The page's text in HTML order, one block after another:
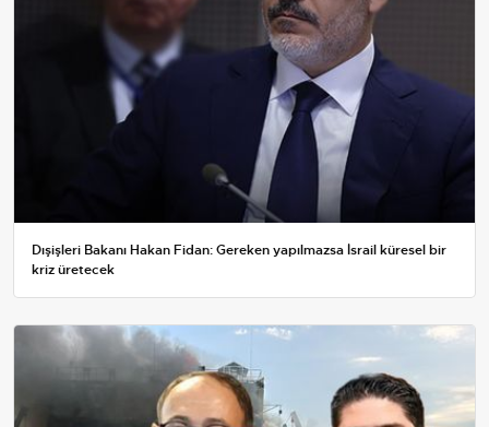
Dışişleri Bakanı Hakan Fidan: Gereken yapılmazsa İsrail küresel bir
kriz üretecek